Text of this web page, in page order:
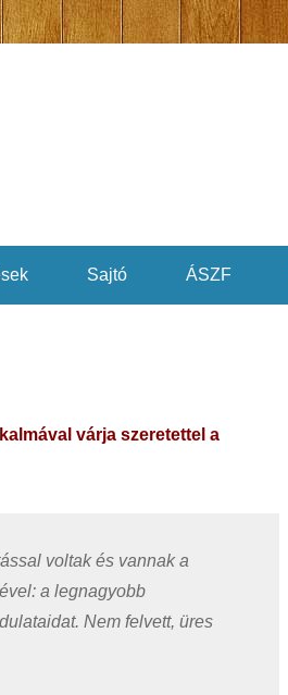
Sajtó ÁSZF
várja szeretettel a
voltak és vannak a
a legnagyobb
Nem felvett, üres